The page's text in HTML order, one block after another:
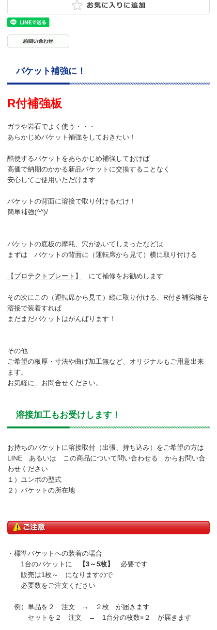
バケット補強に！
R付補強板
ガラや岩石でよく使う・・・
あらかじめバケット補強をしておきたい！
酷使するバケットをあらかじめ補強しておけば
高価で納期のかかる新品バケットに交換することなく
安心してご使用いただけます
バケットの背面に溶接で取り付けるだけ！
簡単補強(^^)/
バケットの底板の摩耗、穴があいてしまったなどは
まずは バケットの背面に（運転席から見て）横に取り付ける
【プロテクトプレート】 にて補修をお勧めします
その次にこの（運転席から見て）縦に取り付ける、R付き補強板を
溶接で装着すれば
まだまだバケットはがんばります！
その他
ご希望の板厚・寸法や曲げ加工無など、オリジナルもご用意出来
ます。
お気軽に、お問合せください。
溶接加工もお受けします！
お持ちのバケットに溶接取付（出張、持ち込み）をご希望の方は
LINE あるいは この商品について問い合わせる からお問い合
わせください
１）ユンボの型式
２）バケットの所在地
・標準バケットへの装着の場合
1台のバケットに
【3～5枚】
必要です
販売は1枚～ になりますので
必要数をご注文ください
例）単品を２ 注文 → ２枚 が届きます
セットを２ 注文 → 1台分の枚数×２ が届きます